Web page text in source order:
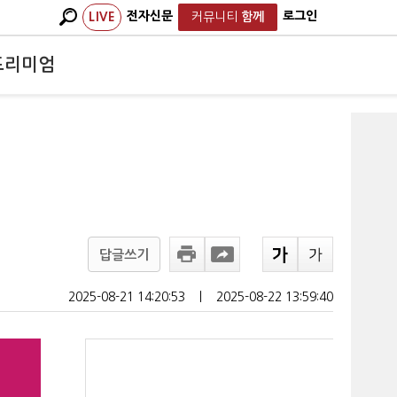
LIVE 전자신문 커뮤니티 함께 로그인
리미엄
답글쓰기
2025-08-21 14:20:53 2025-08-22 13:59:40